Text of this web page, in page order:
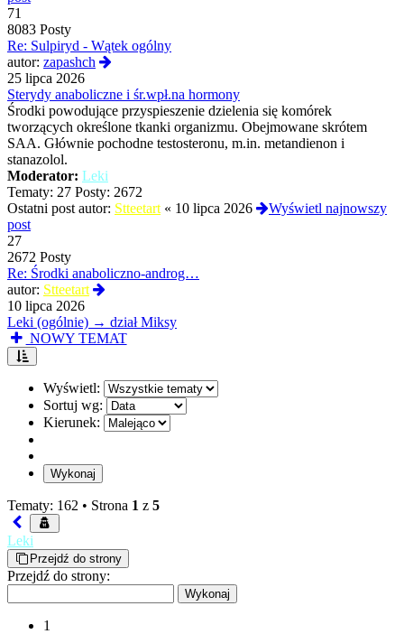
71
8083 Posty
Re: Sulpiryd - Wątek ogólny
autor: zapashch
post
25 lipca 2026
Sterydy anaboliczne i śr.wpł.na hormony
Środki powodujące przyspieszenie dzielenia się komórek
tworzących określone tkanki organizmu. Obejmowane skrótem
SAA. Głównie pochodne testosteronu, m.in. metandienon i
stanazolol.
Moderator: Leki
Tematy: 27 Posty: 2672
Ostatni post autor: Stteetart « 10 lipca 2026
Wyświetl najnowszy
post
27
2672 Posty
Re: Środki anaboliczno-androg…
autor: Stteetart
post
10 lipca 2026
Leki (ogólnie) → dział Miksy
NOWY TEMAT
Wyświetl:
Sortuj wg:
Kierunek:
Tematy: 162 • Strona 1 z 5
Leki
Przejdź do strony
Przejdź do strony:
1